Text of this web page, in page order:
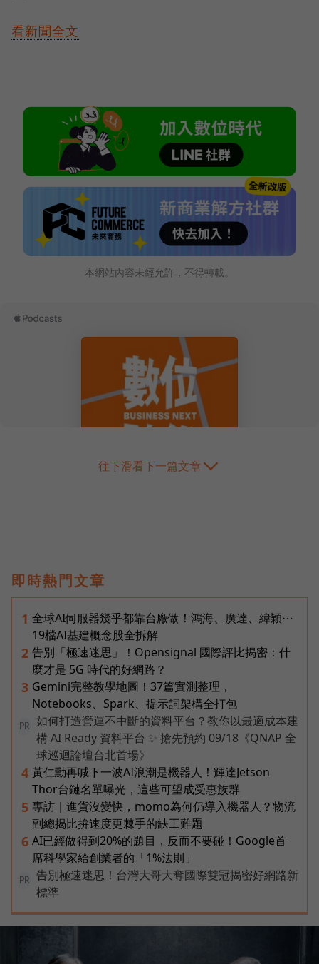
看新聞全文
本網站內容未經允許，不得轉載。
往下滑看下一篇文章
即時熱門文章
1 全球AI伺服器幾乎都靠台廠做！鴻海、廣達、緯穎⋯
19檔AI基建概念股全拆解
2 告別「極速迷思」！Opensignal 國際評比揭密：什
麼才是 5G 時代的好網路？
3 Gemini完整教學地圖！37篇實測整理，
Notebooks、Spark、提示詞架構全打包
PR
如何打造營運不中斷的資料平台？教你以最適成本建
構 AI Ready 資料平台 ✨ 搶先預約 09/18《QNAP 全
球巡迴論壇台北首場》
4 黃仁勳再喊下一波AI浪潮是機器人！輝達Jetson
Thor台鏈名單曝光，這些可望成受惠族群
5 專訪｜進貨沒變快，momo為何仍導入機器人？物流
副總揭比拚速度更棘手的缺工難題
6 AI已經做得到20%的題目，反而不要碰！Google首
席科學家給創業者的「1%法則」
PR
告別極速迷思！台灣大哥大奪國際雙冠揭密好網路新
標準